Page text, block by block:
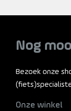
Nog
Bezoek onze
Onze winkel